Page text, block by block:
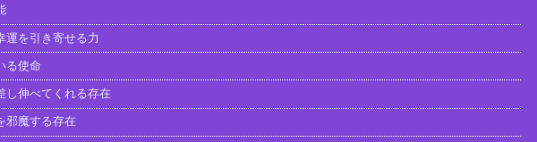
運を引き寄せる力
る使命
し伸べてくれる存在
邪魔する存在